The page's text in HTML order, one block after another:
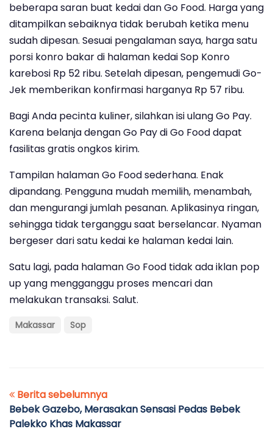
beberapa saran buat kedai dan Go Food. Harga yang
ditampilkan sebaiknya tidak berubah ketika menu
sudah dipesan. Sesuai pengalaman saya, harga satu
porsi konro bakar di halaman kedai Sop Konro
karebosi Rp 52 ribu. Setelah dipesan, pengemudi Go-
Jek memberikan konfirmasi harganya Rp 57 ribu.
Bagi Anda pecinta kuliner, silahkan isi ulang Go Pay.
Karena belanja dengan Go Pay di Go Food dapat
fasilitas gratis ongkos kirim.
Tampilan halaman Go Food sederhana. Enak
dipandang. Pengguna mudah memilih, menambah,
dan mengurangi jumlah pesanan. Aplikasinya ringan,
sehingga tidak terganggu saat berselancar. Nyaman
bergeser dari satu kedai ke halaman kedai lain.
Satu lagi, pada halaman Go Food tidak ada iklan pop
up yang mengganggu proses mencari dan
melakukan transaksi. Salut.
Makassar Sop
Berita sebelumnya
Bebek Gazebo, Merasakan Sensasi Pedas Bebek
Palekko Khas Makassar